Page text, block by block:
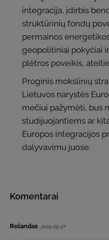
integracija, įdirbis
struktūrinių fondų
permainos
geopolitiniai pokyčiai
plėtros poveikis,
Proginis mokslinių
Lietuvos narystės
mečiui pažymėti, bus
studijuojantiems ar
Europos integracijos
dalyvavimu juose.
Komentarai
Rolandas 2024-05-27